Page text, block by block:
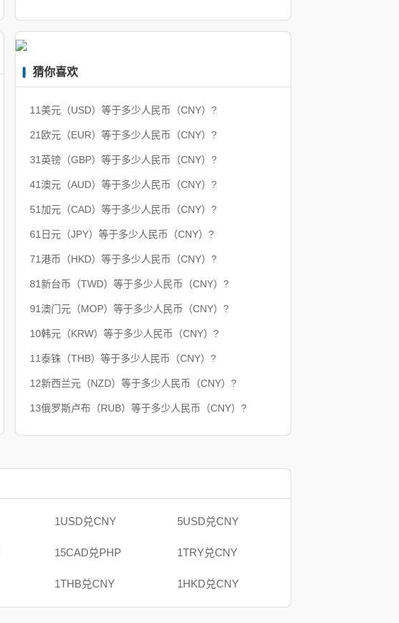
猜你喜欢
11美元（USD）等于多少人民币（CNY）?
21欧元（EUR）等于多少人民币（CNY）?
31英镑（GBP）等于多少人民币（CNY）?
41澳元（AUD）等于多少人民币（CNY）?
51加元（CAD）等于多少人民币（CNY）?
61日元（JPY）等于多少人民币（CNY）?
71港币（HKD）等于多少人民币（CNY）?
81新台币（TWD）等于多少人民币（CNY）?
91澳门元（MOP）等于多少人民币（CNY）?
10韩元（KRW）等于多少人民币（CNY）?
11泰铢（THB）等于多少人民币（CNY）?
12新西兰元（NZD）等于多少人民币（CNY）?
13俄罗斯卢布（RUB）等于多少人民币（CNY）?
1USD兑CNY 5USD兑CNY
15CAD兑PHP 1TRY兑CNY
1THB兑CNY 1HKD兑CNY